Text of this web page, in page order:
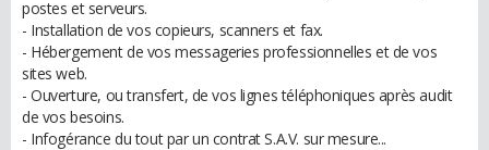
postes et serveurs.
- Installation de vos copieurs, scanners et fax.
- Hébergement de vos messageries professionnelles et de vos
sites web.
- Ouverture, ou transfert, de vos lignes téléphoniques après audit
de vos besoins.
- Infogérance du tout par un contrat S.A.V. sur mesure...